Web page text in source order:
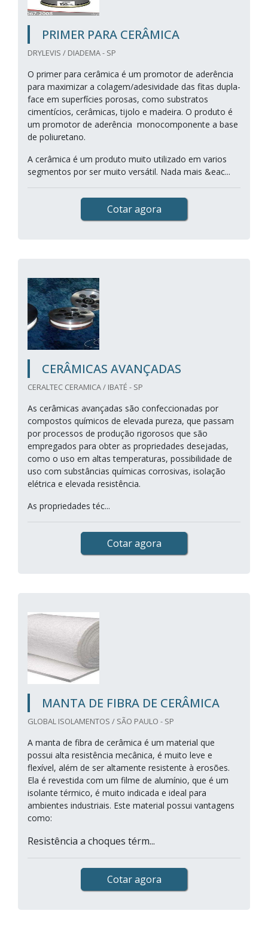
PRIMER PARA CERÂMICA
DRYLEVIS / DIADEMA - SP
O primer para cerâmica é um promotor de aderência
para maximizar a colagem/adesividade das fitas dupla-
face em superfícies porosas, como substratos
cimentícios, cerâmicas, tijolo e madeira. O produto é
um promotor de aderência monocomponente a base
de poliuretano.
A cerâmica é um produto muito utilizado em varios
segmentos por ser muito versátil. Nada mais &eac...
Cotar agora
CERÂMICAS AVANÇADAS
CERALTEC CERAMICA / IBATÉ - SP
As cerâmicas avançadas são confeccionadas por
compostos químicos de elevada pureza, que passam
por processos de produção rigorosos que são
empregados para obter as propriedades desejadas,
como o uso em altas temperaturas, possibilidade de
uso com substâncias químicas corrosivas, isolação
elétrica e elevada resistência.
As propriedades téc...
Cotar agora
MANTA DE FIBRA DE CERÂMICA
GLOBAL ISOLAMENTOS / SÃO PAULO - SP
A manta de fibra de cerâmica é um material que
possui alta resistência mecânica, é muito leve e
flexível, além de ser altamente resistente à erosões.
Ela é revestida com um filme de alumínio, que é um
isolante térmico, é muito indicada e ideal para
ambientes industriais. Este material possui vantagens
como:
Resistência a choques térm...
Cotar agora